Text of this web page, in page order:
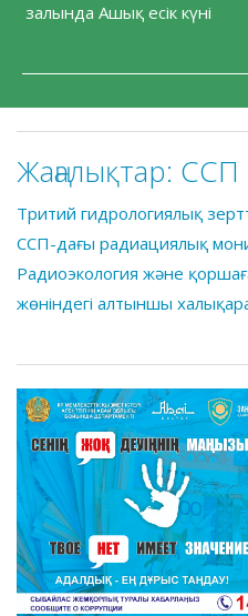
залында Ашық есік күні
Жаңалықтар: CCП
Тритий гидрологиялық
ССП-дағы радиациялық
Радиоэкология және
жөніндегі алтыншы